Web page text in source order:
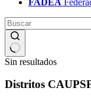
Sin resultados
Distritos